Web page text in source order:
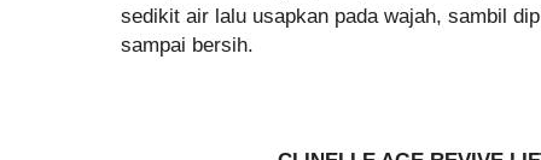
sedikit air lalu usapkan pada wajah, sambil
sampai bersih.